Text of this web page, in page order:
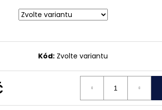
Kód: Zvolte variantu